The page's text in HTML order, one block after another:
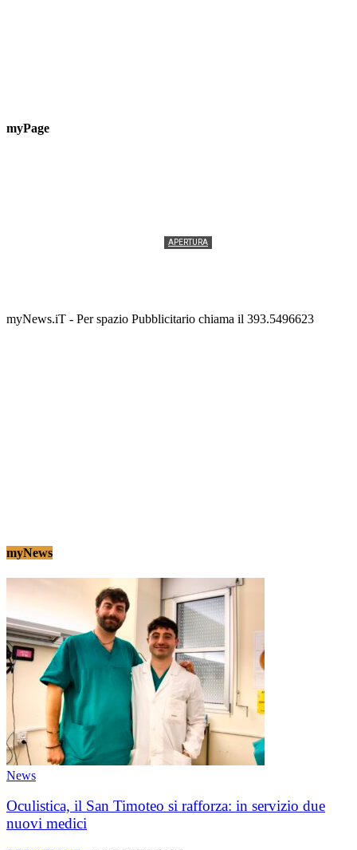
myPage
APERTURA
myNews.iT - Per spazio Pubblicitario chiama il 393.5496623
myNews
News
Oculistica, il San Timoteo si rafforza: in servizio due
nuovi medici